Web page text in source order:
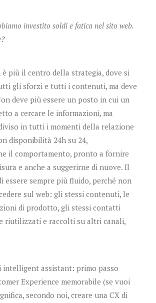
investito soldi e fatica nel sito web.
più il centro della strategia, dove si
gli sforzi e tutti i contenuti, ma deve
deve più essere un posto in cui un
a cercare le informazioni, ma
in tutti i momenti della relazione
disponibilità 24h su 24,
il comportamento, pronto a fornire
e anche a suggerirne di nuove. Il
essere sempre più fluido, perché non
sul web: gli stessi contenuti, le
di prodotto, gli stessi contatti
riutilizzati e raccolti su altri canali,
intelligent assistant: primo passo
Experience memorabile (se vuoi
secondo noi, creare una CX di